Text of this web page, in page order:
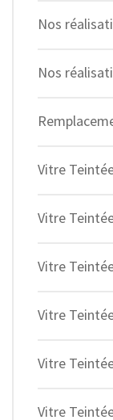
Nos
Nos
Vitre
Vitre
Vitre
Vitre
Vitre
Vitre